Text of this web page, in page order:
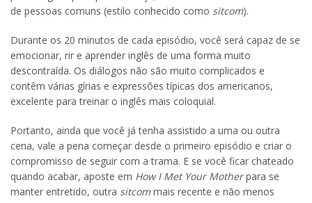
de pessoas comuns (estilo conhecido como sitcom).
Durante os 20 minutos de cada episódio, você será capaz de se
emocionar, rir e aprender inglês de uma forma muito
descontraída. Os diálogos não são muito complicados e
contêm várias gírias e expressões típicas dos americanos,
excelente para treinar o inglês mais coloquial.
Portanto, ainda que você já tenha assistido a uma ou outra
cena, vale a pena começar desde o primeiro episódio e criar o
compromisso de seguir com a trama. E se você ficar chateado
quando acabar, aposte em How I Met Your Motherpara se
manter entretido, outra sitcom mais recente e não menos